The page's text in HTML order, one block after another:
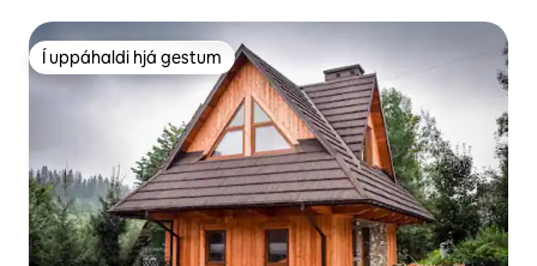
Í uppáhaldi hjá gestum
Í uppáhaldi hjá gestum